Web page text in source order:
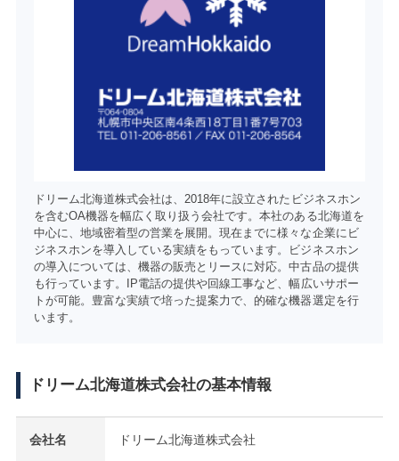
ドリーム北海道株式会社は、2018年に設立されたビジネスホン
を含むOA機器を幅広く取り扱う会社です。本社のある北海道を
中心に、地域密着型の営業を展開。現在までに様々な企業にビ
ジネスホンを導入している実績をもっています。ビジネスホン
の導入については、機器の販売とリースに対応。中古品の提供
も行っています。IP電話の提供や回線工事など、幅広いサポー
トが可能。豊富な実績で培った提案力で、的確な機器選定を行
います。
ドリーム北海道株式会社の基本情報
会社名 ドリーム北海道株式会社